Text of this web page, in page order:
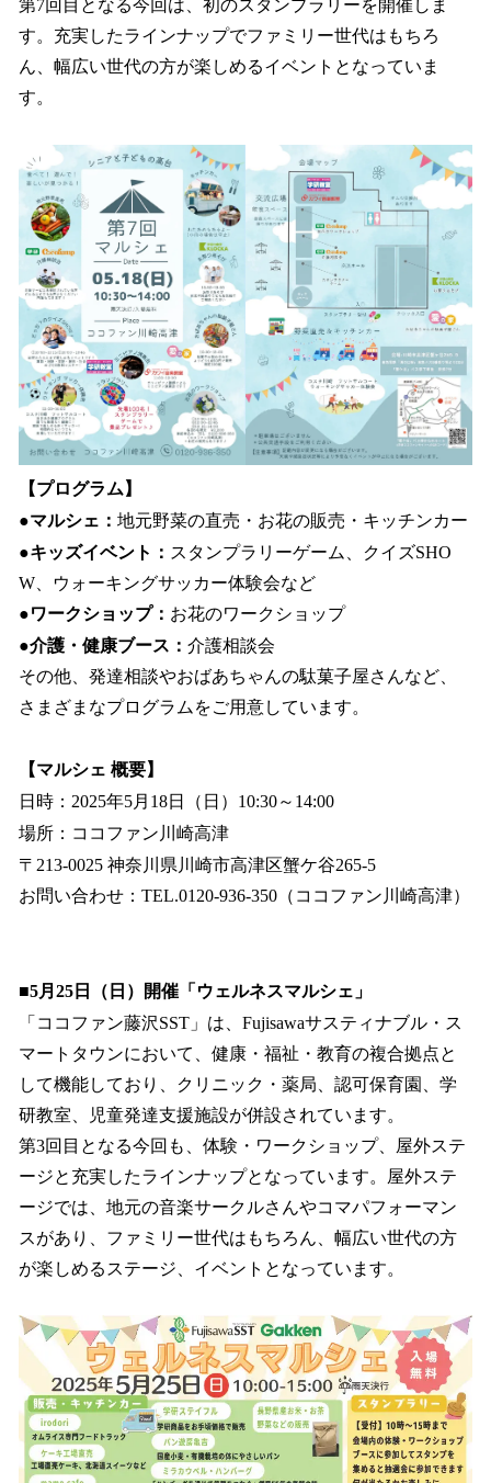
第7回目となる今回は、初のスタンプラリーを開催しま
す。充実したラインナップでファミリー世代はもちろ
ん、幅広い世代の方が楽しめるイベントとなっていま
す。
【プログラム】
●マルシェ： 地元野菜の直売・お花の販売・キッチンカー
●キッズイベント： スタンプラリーゲーム、クイズSHO
W、ウォーキングサッカー体験会など
●ワークショップ： お花のワークショップ
●介護・健康ブース： 介護相談会
その他、発達相談やおばあちゃんの駄菓子屋さんなど、
さまざまなプログラムをご用意しています。
【マルシェ 概要】
日時：2025年5月18日（日）10:30～14:00
場所：ココファン川崎高津
〒213-0025 神奈川県川崎市高津区蟹ケ谷265-5
お問い合わせ：TEL.0120-936-350（ココファン川崎高津）
■5月25日（日）開催「ウェルネスマルシェ」
「ココファン藤沢SST」は、Fujisawaサスティナブル・ス
マートタウンにおいて、健康・福祉・教育の複合拠点と
して機能しており、クリニック・薬局、認可保育園、学
研教室、児童発達支援施設が併設されています。
第3回目となる今回も、体験・ワークショップ、屋外ステ
ージと充実したラインナップとなっています。屋外ステ
ージでは、地元の音楽サークルさんやコマパフォーマン
スがあり、ファミリー世代はもちろん、幅広い世代の方
が楽しめるステージ、イベントとなっています。